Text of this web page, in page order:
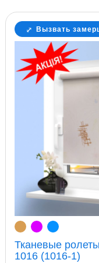
Вызвать
Тканевые
1016 (1016-1)